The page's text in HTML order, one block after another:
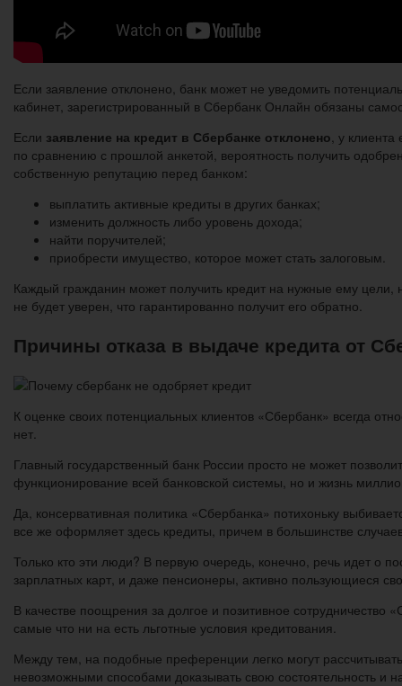
Если заявление отклонено, банк может не уведомить
кабинет, зарегистрированный в Сбербанк Онлайн обязаны
Если заявление на кредит в Сбербанке отклонено, у
по сравнению с прошлой анкетой, вероятность получить
собственную репутацию перед банком:
выплатить активные кредиты в других банках;
изменить должность либо уровень дохода;
найти поручителей;
приобрести имущество, которое может стать залоговым.
Каждый гражданин может получить кредит на нужные ему цели,
не будет уверен, что гарантированно получит его обратно.
Причины отказа в выдаче кредита от
К оценке своих потенциальных клиентов «Сбербанк» всегда
нет.
Главный государственный банк России просто не может
функционирование всей банковской системы, но и жизнь
Да, консервативная политика «Сбербанка» потихоньку
все же оформляет здесь кредиты, причем в большинстве
Только кто эти люди? В первую очередь, конечно, речь идет о
зарплатных карт, и даже пенсионеры, активно пользующиеся
В качестве поощрения за долгое и позитивное
самые что ни на есть льготные условия кредитования.
Между тем, на подобные преференции легко могут
невозможными способами доказывать свою состоятельность и